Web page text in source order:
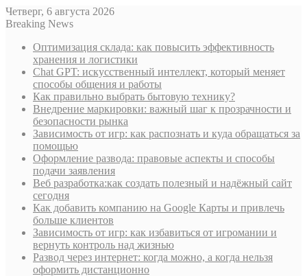
Четверг, 6 августа 2026
Breaking News
Оптимизация склада: как повысить эффективность
хранения и логистики
Chat GPT: искусственный интеллект, который меняет
способы общения и работы
Как правильно выбрать бытовую технику?
Внедрение маркировки: важный шаг к прозрачности и
безопасности рынка
Зависимость от игр: как распознать и куда обращаться за
помощью
Оформление развода: правовые аспекты и способы
подачи заявления
Веб разработка:как создать полезный и надёжный сайт
сегодня
Как добавить компанию на Google Карты и привлечь
больше клиентов
Зависимость от игр: как избавиться от игромании и
вернуть контроль над жизнью
Развод через интернет: когда можно, а когда нельзя
оформить дистанционно